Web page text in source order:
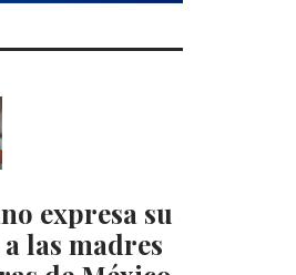
expresa su
las madres